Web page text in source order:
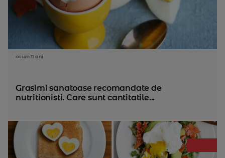
acum 11 ani
Grasimi sanatoase recomandate de
nutritionisti. Care sunt cantitatile...